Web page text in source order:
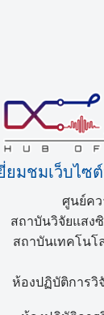
ยมชมเว็บไซ
ศูนย์คว
สถาบันวิจัยแสง
สถาบันเทคโนโ
ห้องปฏิบัติการวิจั